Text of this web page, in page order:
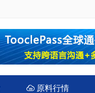
原料行情